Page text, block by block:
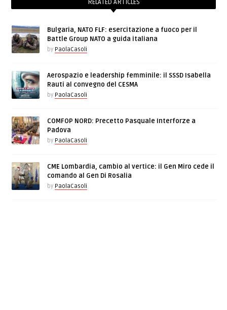
RELATED ARTICLES
Bulgaria, NATO FLF: esercitazione a fuoco per il
Battle Group NATO a guida italiana
by PaolaCasoli
Aerospazio e leadership femminile: il SSSD Isabella
Rauti al convegno del CESMA
by PaolaCasoli
COMFOP NORD: Precetto Pasquale Interforze a
Padova
by PaolaCasoli
CME Lombardia, cambio al vertice: il Gen Miro cede il
comando al Gen Di Rosalia
by PaolaCasoli